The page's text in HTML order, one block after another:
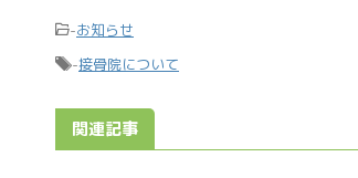
-お知らせ
-接骨院について
関連記事